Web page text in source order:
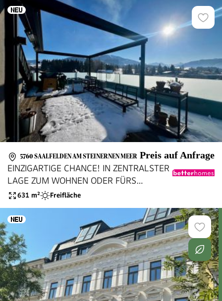
5760 SAALFELDEN AM STEINERNEN MEER Preis auf Anfrage
EINZIGARTIGE CHANCE! IN ZENTRALSTER
LAGE ZUM WOHNEN ODER FÜRS
GESCHÄFT
631 m² Freifläche